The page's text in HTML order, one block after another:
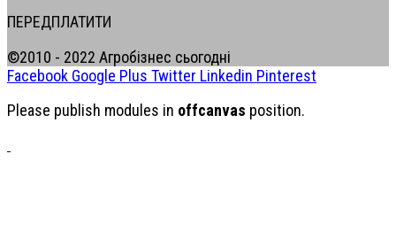
ПЕРЕДПЛАТИТИ
©2010 - 2022 Агробізнес сьогодні
Facebook Google Plus Twitter Linkedin Pinterest
Please publish modules in offcanvas position.